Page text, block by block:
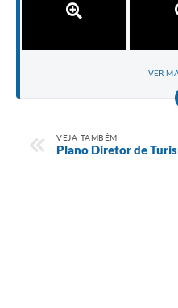
VER
VEJA TAMBÉM
Plano Diretor de